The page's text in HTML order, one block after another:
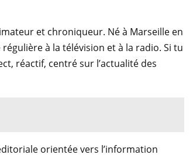
et chroniqueur. Né à Marseille en
à la télévision et à la radio. Si tu
réactif, centré sur l’actualité des
orientée vers l’information